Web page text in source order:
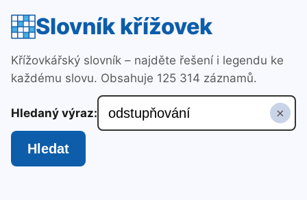
Slovník křížovek
Křížovkářský slovník – najděte řešení i legendu ke
každému slovu. Obsahuje 125 314 záznamů.
Hledaný výraz: ×
Hledat